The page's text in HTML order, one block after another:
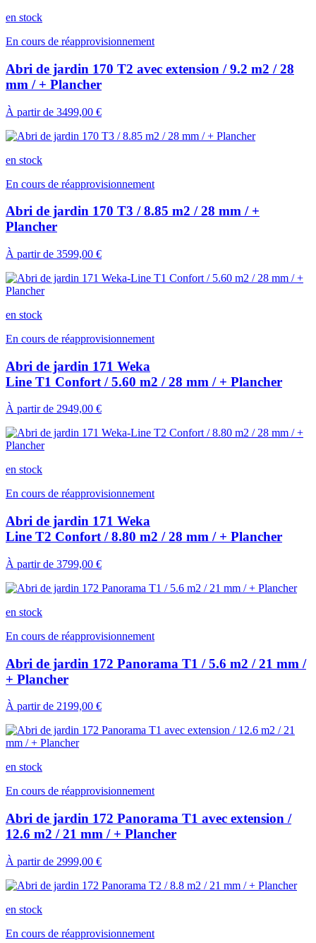
en stock
En cours de réapprovisionnement
Abri de jardin 170 T2 avec extension / 9.2 m2 / 28
mm / + Plancher
À partir de 3499,00 €
en stock
En cours de réapprovisionnement
Abri de jardin 170 T3 / 8.85 m2 / 28 mm / +
Plancher
À partir de 3599,00 €
en stock
En cours de réapprovisionnement
Abri de jardin 171 Weka
Line T1 Confort / 5.60 m2 / 28 mm / + Plancher
À partir de 2949,00 €
en stock
En cours de réapprovisionnement
Abri de jardin 171 Weka
Line T2 Confort / 8.80 m2 / 28 mm / + Plancher
À partir de 3799,00 €
en stock
En cours de réapprovisionnement
Abri de jardin 172 Panorama T1 / 5.6 m2 / 21 mm /
+ Plancher
À partir de 2199,00 €
en stock
En cours de réapprovisionnement
Abri de jardin 172 Panorama T1 avec extension /
12.6 m2 / 21 mm / + Plancher
À partir de 2999,00 €
en stock
En cours de réapprovisionnement